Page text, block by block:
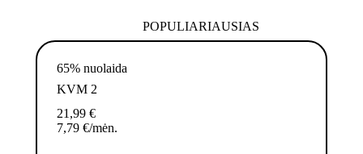
POPULIARIAUSIAS
65% nuolaida
KVM 2
21,99 €
7,79 €/mėn.